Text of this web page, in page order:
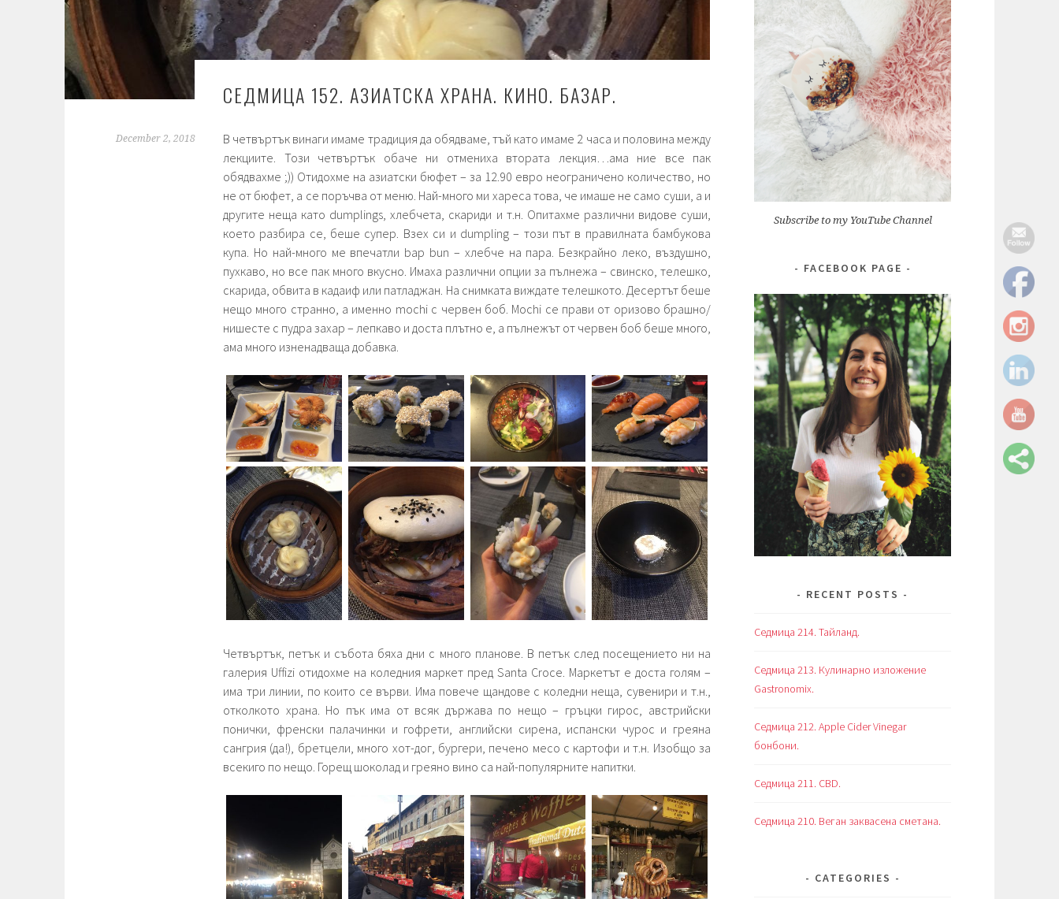
СЕДМИЦА 152. АЗИAТСКА ХРАНА. КИНО. БАЗАР.
December 2, 2018
В четвъртък винаги имаме традиция да обядваме, тъй като имаме 2 часа и половина между
лекциите. Този четвъртък обаче ни отмениха втората лекция…ама ние все пак
обядвахме ;)) Отидохме на азиатски бюфет – за 12.90 евро неограничено количество, но
не от бюфет, а се поръчва от меню. Най-много ми хареса това, че имаше не само суши, а и
другите неща като dumplings, хлебчета, скариди и т.н. Опитахме различни видове суши,
което разбира се, беше супер. Взех си и dumpling – този път в правилната бамбукова
купа. Но най-много ме впечатли bap bun – хлебче на пара. Безкрайно леко, въздушно,
пухкаво, но все пак много вкусно. Имаха различни опции за пълнежа – свинско, телешко,
скарида, обвита в кадаиф или патладжан. На снимката виждате телешкото. Десертът беше
нещо много странно, а именно mochi с червен боб. Mochi се прави от оризово брашно/
нишесте с пудра захар – лепкаво и доста плътно е, а пълнежът от червен боб беше много,
ама много изненадваща добавка.
Четвъртък, петък и събота бяха дни с много планове. В петък след посещението ни на
галерия Uffizi отидохме на коледния маркет пред Santa Croce. Маркетът е доста голям –
има три линии, по които се върви. Има повече щандове с коледни неща, сувенири и т.н.,
отколкото храна. Но пък има от всяк държава по нещо – гръцки гирос, австрийски
понички, френски палачинки и гофрети, английски сирена, испански чурос и греяна
сангрия (да!), бретцели, много хот-дог, бургери, печено месо с картофи и т.н. Изобщо за
всекиго по нещо. Горещ шоколад и греяно вино са най-популярните напитки.
Subscribe to my YouTube Channel
FACEBOOK PAGE
RECENT POSTS
Седмица 214. Тайланд.
Седмица 213. Кулинарно изложение
Gastronomix.
Седмица 212. Apple Cider Vinegar
бонбони.
Седмица 211. CBD.
Седмица 210. Веган заквасена сметана.
CATEGORIES